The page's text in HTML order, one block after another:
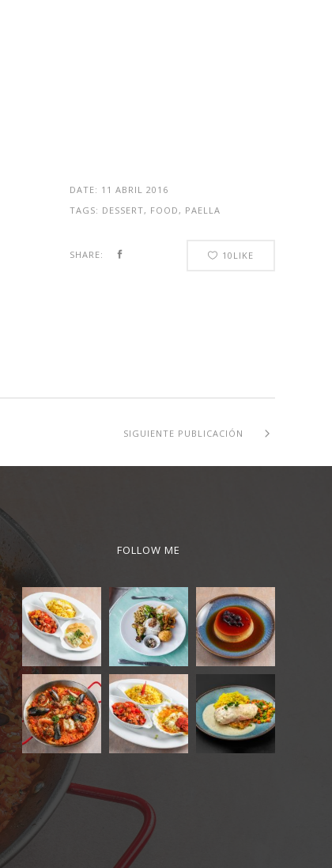
DATE: 11 ABRIL 2016
TAGS: DESSERT, FOOD, PAELLA
SHARE: 10 LIKE
SIGUIENTE PUBLICACIÓN
FOLLOW ME
Français du Canada